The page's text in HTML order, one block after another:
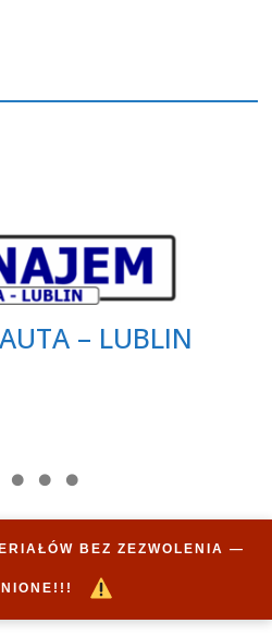
– LUBLIN
BEZ ZEZWOLENIA —